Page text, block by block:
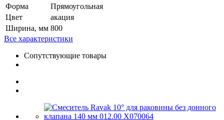
Форма
Прямоугольная
Цвет
акация
Ширина, мм 800
Все характеристики
Сопутствующие товары